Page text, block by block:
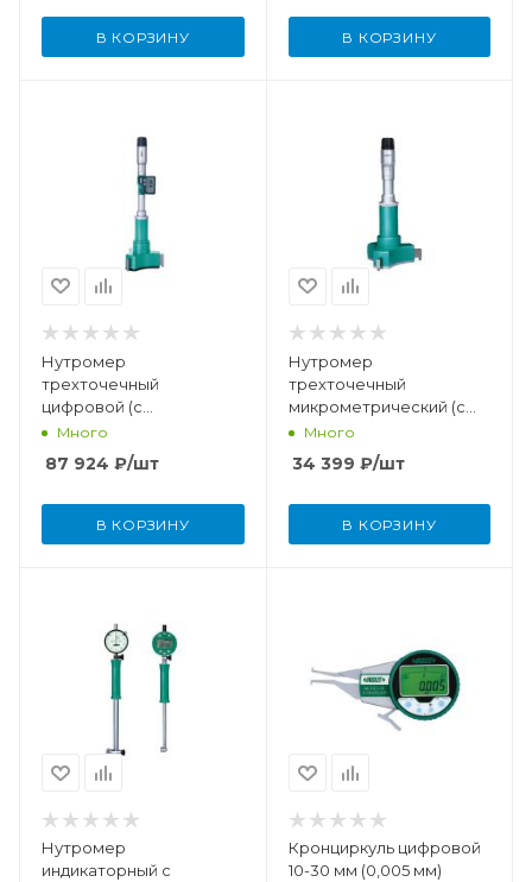
В КОРЗИНУ В КОРЗИНУ
Нутромер
трехточечный
цифровой (с
установочным кольцом)
размерность 62-75 мм /
2,44-2,95"
Много
87 924 ₽/шт
В КОРЗИНУ
Нутромер
трехточечный
микрометрический (с
установочным кольцом)
размерность 8-10 мм
Много
34 399 ₽/шт
В КОРЗИНУ
Нутромер
индикаторный с
Кронциркуль цифровой
10-30 мм (0,005 мм)